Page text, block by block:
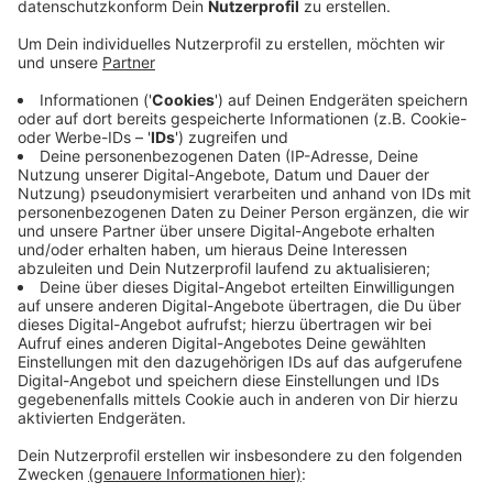
Es soll viermal so groß werden wie das abgebrannt
Affenhaus. Im Mittelpunkt stehen vier Gebäude-
Komplexe mit großen Außenanlagen und einem
Wegenetz für die Beuscher. Dabei sollen auch
Höhenwege errichtet werden, so dass man die Affen
auch beobachten kann, wenn sie in den Kletteranlagen
unterwegs sind. Kostenpunkt: Mindestens 20 Millionen
Euro. Der Bau soll innerhalb von 10 Jahren und
schrittweise stattfinden. Der Zoo wird dafür um rund
4.000 qm erweitert.
Anzeige